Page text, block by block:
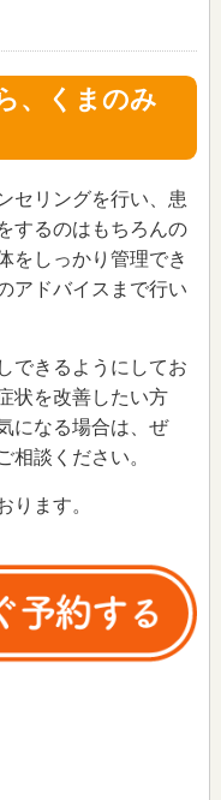
、くまのみ
セリングを行い、患
するのはもちろんの
をしっかり管理でき
アドバイスまで行い
できるようにしてお
状を改善したい方
になる場合は、ぜ
相談ください。
ります。